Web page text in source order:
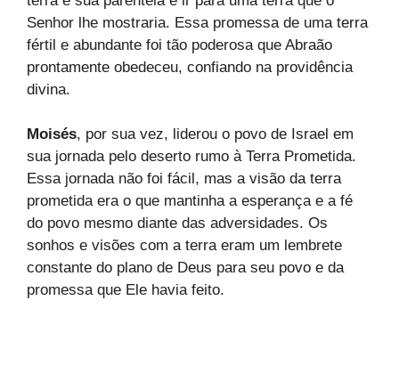
Senhor lhe mostraria. Essa promessa de uma terra
fértil e abundante foi tão poderosa que Abraão
prontamente obedeceu, confiando na providência
divina.
Moisés, por sua vez, liderou o povo de Israel em
sua jornada pelo deserto rumo à Terra Prometida.
Essa jornada não foi fácil, mas a visão da terra
prometida era o que mantinha a esperança e a fé
do povo mesmo diante das adversidades. Os
sonhos e visões com a terra eram um lembrete
constante do plano de Deus para seu povo e da
promessa que Ele havia feito.